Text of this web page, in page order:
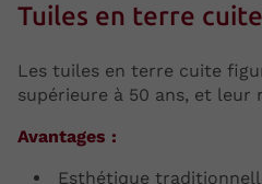
Tuiles en terre cuite
Les tuiles en terre cuite
supérieure à 50 ans, et leur
Avantages :
Esthétique